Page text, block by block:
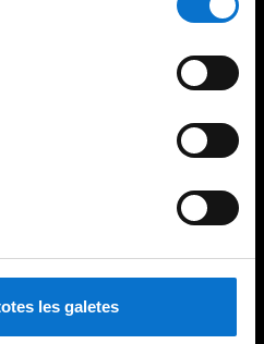
les galetes